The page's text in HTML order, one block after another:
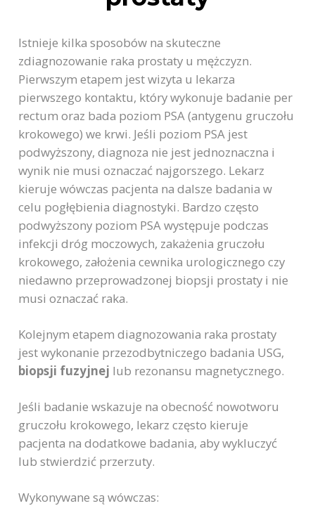
Istnieje kilka sposobów na skuteczne
zdiagnozowanie raka prostaty u mężczyzn.
Pierwszym etapem jest wizyta u lekarza
pierwszego kontaktu, który wykonuje badanie per
rectum oraz bada poziom PSA (antygenu gruczołu
krokowego) we krwi. Jeśli poziom PSA jest
podwyższony, diagnoza nie jest jednoznaczna i
wynik nie musi oznaczać najgorszego. Lekarz
kieruje wówczas pacjenta na dalsze badania w
celu pogłębienia diagnostyki. Bardzo często
podwyższony poziom PSA występuje podczas
infekcji dróg moczowych, zakażenia gruczołu
krokowego, założenia cewnika urologicznego czy
niedawno przeprowadzonej biopsji prostaty i nie
musi oznaczać raka.
Kolejnym etapem diagnozowania raka prostaty
jest wykonanie przezodbytniczego badania USG,
biopsji fuzyjnej lub rezonansu magnetycznego.
Jeśli badanie wskazuje na obecność nowotworu
gruczołu krokowego, lekarz często kieruje
pacjenta na dodatkowe badania, aby wykluczyć
lub stwierdzić przerzuty.
Wykonywane są wówczas: